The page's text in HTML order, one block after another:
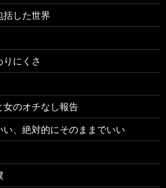
括した世界
にくさ
女のオチなし報告
、絶対的にそのままでいい